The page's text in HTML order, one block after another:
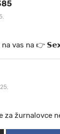
jo na va s n a 👉
za žurnalovce